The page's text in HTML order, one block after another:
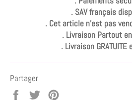
. SAV français
. Cet article n'est pas
. Livraison Partout en
. Livraison GRATUITE
Partager
PartagerTweeter